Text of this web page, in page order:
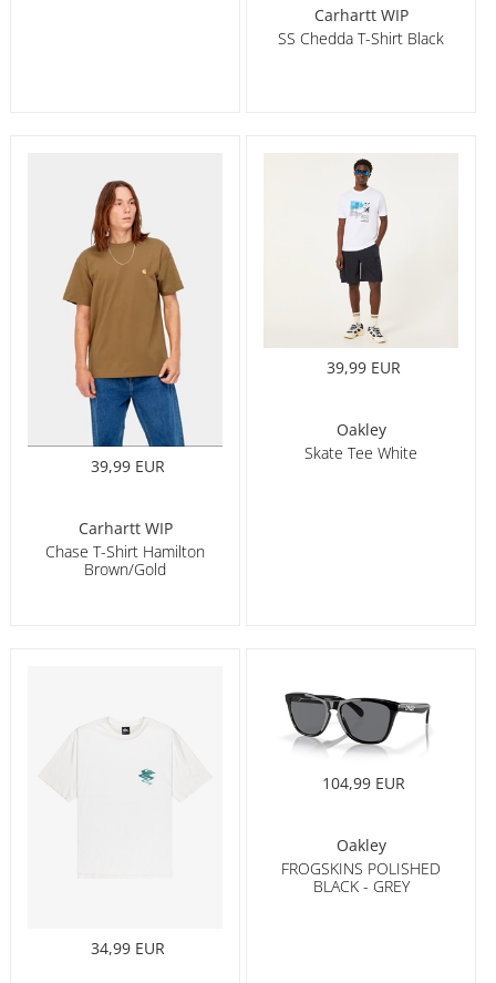
Carhartt WIP
SS Chedda T-Shirt Black
39,99 EUR
Carhartt WIP
Chase T-Shirt Hamilton
Brown/Gold
39,99 EUR
Oakley
Skate Tee White
34,99 EUR
104,99 EUR
Oakley
FROGSKINS POLISHED
BLACK - GREY